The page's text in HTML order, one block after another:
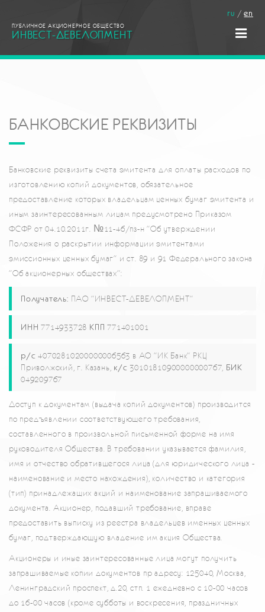
ПУБЛИЧНОЕ АКЦИОНЕРНОЕ ОБЩЕСТВО
ИНВЕСТ-ДЕВЕЛОПМЕНТ
ru / en
БАНКОВСКИЕ РЕКВИЗИТЫ
Банковские реквизиты счета эмитента для оплаты расходов по
изготовлению копий документов, обязательное
предоставление которых владельцам ценных бумаг эмитента и
иным заинтересованным лицам предусмотрено Приказом
ФСФР от 04.10.2011г. №11-46/пз-н "Об утверждении
Положения о раскрытии информации эмитентами
эмиссионных ценных бумаг" и ст. 89 и 91 Федерального закона
"Об акционерных обществах":
Получатель: ПАО "ИНВЕСТ-ДЕВЕЛОПМЕНТ"
ИНН 7714933728 КПП 771401001
р/с 40702810200000006563 в АО "ИК Банк" РКЦ
Приволжский, г. Казань, к/с 30101810900000000767, БИК
049209767
Доступ к документам (выдача копий документов) производится
по предъявлении соответствующего требования,
составленного в произвольной письменной форме на имя
руководителя Общества. В требовании указывается фамилия,
имя и отчество обратившегося лица (для юридического лица -
наименование и место нахождения), количество и категория
(тип) принадлежащих акций и наименование запрашиваемого
документа. Акционер, подавший требование, вправе
предоставить выписку из реестра владельцев именных ценных
бумаг, подтверждающую владение им акция Общества.
Акционеры и иные заинтересованные лица могут получить
запрашиваемые копии документов пр адресу: 125040, Москва,
Ленинградский проспект, д.20, стп. 1 ежедневно с 10-00 часов
до 16-00 часов (кроме субботы и воскресения, праздничных